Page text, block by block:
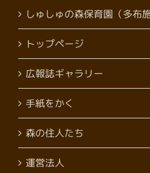
しゅしゅの森保育園（多布
トップページ
広報誌ギャラリー
手紙をかく
森の住人たち
運営法人